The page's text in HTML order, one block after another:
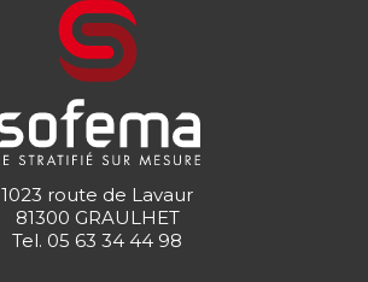
1023 route de Lavaur
81300 GRAULHET
Tel. 05 63 34 44 98